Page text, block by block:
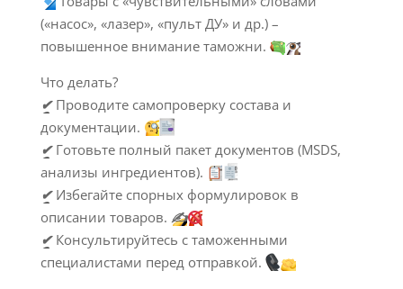
(«насос», «лазер», «пульт ДУ» и др.) –
повышенное внимание таможни.
Что делать?
✔Проводите самопроверку состава и
документации.
✔Готовьте полный пакет документов (MSDS,
анализы ингредиентов).
✔Избегайте спорных формулировок в
описании товаров. ✍️
✔Консультируйтесь с таможенными
специалистами перед отправкой.